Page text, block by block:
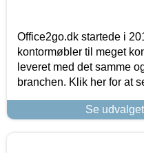
Office2go.dk startede i
kontormøbler til meget
leveret med det samme
branchen. Klik her for at
Se